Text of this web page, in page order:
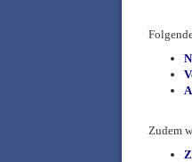
Zudem